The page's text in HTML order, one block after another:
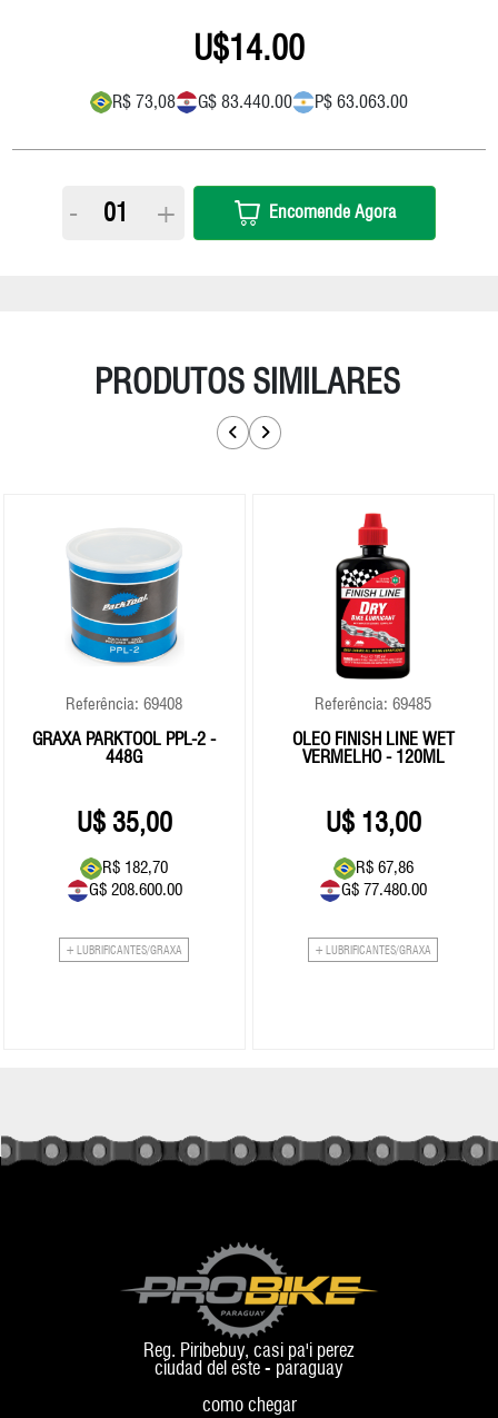
14.00
R$ 73,08 G$ 83.440.00 P$ 63.063.00
- + Encomende Agora
PRODUTOS SIMILARES
Referência: 69408
GRAXA PARKTOOL PPL-2 -
448G
35,00
R$ 182,70
G$ 208.600.00
+ LUBRIFICANTES/GRAXA
Referência: 69485
OLEO FINISH LINE WET
VERMELHO - 120ML
13,00
R$ 67,86
G$ 77.480.00
+ LUBRIFICANTES/GRAXA
Reg. Piribebuy, casi pa'i perez
ciudad del este - paraguay
como chegar